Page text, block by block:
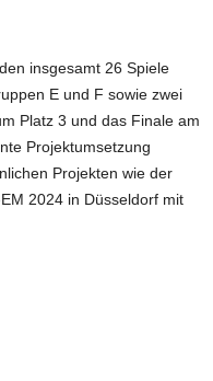
insgesamt 26 Spiele
E und F sowie zwei
Platz 3 und das Finale am
Projektumsetzung
Projekten wie der
2024 in Düsseldorf mit